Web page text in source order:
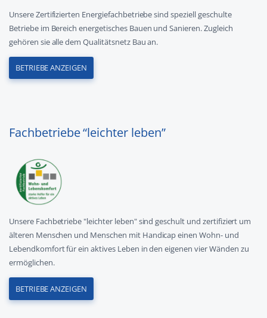
Unsere Zertifizierten Energiefachbetriebe sind speziell geschulte
Betriebe im Bereich energetisches Bauen und Sanieren. Zugleich
gehören sie alle dem Qualitätsnetz Bau an.
BETRIEBE ANZEIGEN
Fachbetriebe “leichter leben”
Unsere Fachbetriebe "leichter leben" sind geschult und zertifiziert um
älteren Menschen und Menschen mit Handicap einen Wohn- und
Lebendkomfort für ein aktives Leben in den eigenen vier Wänden zu
ermöglichen.
BETRIEBE ANZEIGEN